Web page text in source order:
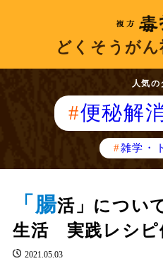
どくそうが
人気の
便秘解
雑学・
「腸活」につ
生活 実践レシピ
2021.05.03